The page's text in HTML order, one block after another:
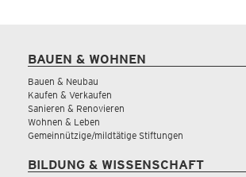
BAUEN & WOHNEN
Bauen & Neubau
Kaufen & Verkaufen
Sanieren & Renovieren
Wohnen & Leben
Gemeinnützige/mildtätige Stiftungen
BILDUNG & WISSENSCHAFT